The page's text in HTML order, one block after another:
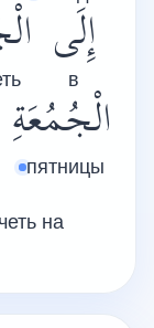
إِلَى
в
الْجُمُعَةِ
пятницы
на